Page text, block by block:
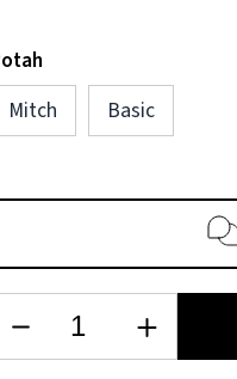
Mitch
Basic